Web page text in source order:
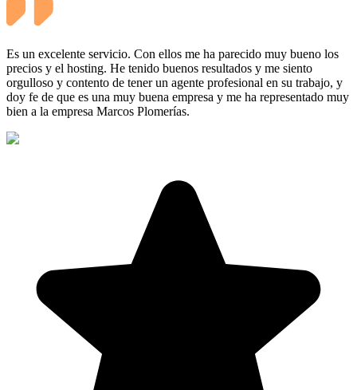
Es un excelente servicio. Con ellos me ha parecido muy bueno los
precios y el hosting. He tenido buenos resultados y me siento
orgulloso y contento de tener un agente profesional en su trabajo, y
doy fe de que es una muy buena empresa y me ha representado muy
bien a la empresa Marcos Plomerías.